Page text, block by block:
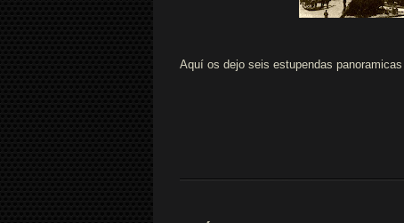
Aquí os dejo seis estupendas